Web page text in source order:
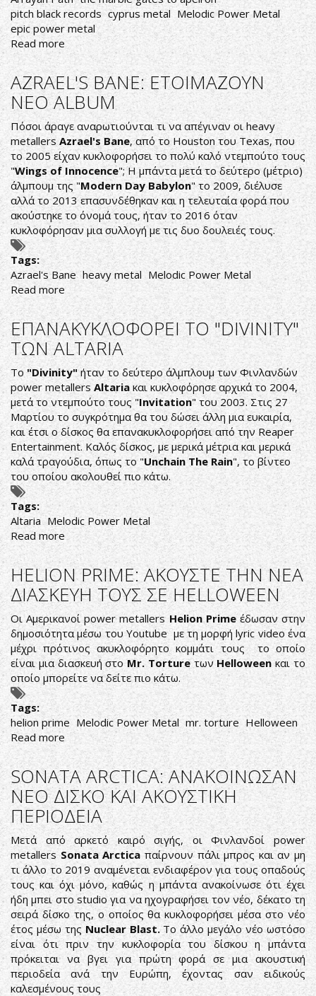
pitch black records cyprus metal Melodic Power Metal
epic power metal
Read moreabout
ΠΟΙΟΤΗΤΑ
MADE
IN
CYPRUS
AZRAEL'S BANE: ETOIMAZOYN
NEO ALBUM
Πόσοι άραγε αναρωτιούνται τι να απέγιναν οι heavy
metallersAzrael's Bane, από το Houston του Texas, που
το 2005 είχαν κυκλοφορήσει το πολύ καλό ντεμπούτο τους
"Wings of Innocence"; Η μπάντα μετά το δεύτερο (μέτριο)
άλμπουμ της "Modern Day Babylon" το 2009, διέλυσε
αλλά το 2013 επασυνδέθηκαν και η τελευταία φορά που
ακούστηκε το όνομά τους, ήταν το 2016 όταν
κυκλοφόρησαν μια συλλογή με τις δυο δουλειές τους.
Tags:
Azrael's Bane heavy metal Melodic Power Metal
Read more about
AZRAEL'S
BANE:
ETOIMAZOYN
NEO
ALBUM
EΠΑΝΑΚΥΚΛΟΦΟΡΕΙ ΤΟ "DIVINITY"
TΩΝ ALTARIA
Το"Divinity"ήταν το δεύτερο άλμπλουμ των Φινλανδών
power metallers Αltaria και κυκλοφόρησε αρχικά το 2004,
μετά το ντεμπούτο τους "Invitation" του 2003. Στις 27
Μαρτίου το συγκρότημα θα του δώσει άλλη μια ευκαιρία,
και έτσι ο δίσκος θα επανακυκλοφορήσει από την Reaper
Entertainment. Καλός δίσκος, με μερικά μέτρια και μερικά
καλά τραγούδια, όπως το "Unchain The Rain", το βίντεο
του οποίου ακολουθεί πιο κάτω.
Tags:
Αltaria Melodic Power Metal
Read more about
EΠΑΝΑΚΥΚΛΟΦΟΡΕΙ
ΤΟ
"DIVINITY"
TΩΝ
ALTARIA
HELION PRIME: ΑΚΟΥΣΤΕ ΤΗΝ ΝΕΑ
ΔΙΑΣΚΕΥΗ ΤΟΥΣ ΣΕ HELLOWEEN
Οι Αμερικανοί power metallers Helion Primeέδωσαν στην
δημοσιότητα μέσω του Youtube με τη μορφή lyric video ένα
μέχρι πρότινος ακυκλοφόρητο κομμάτι τους το οποίο
είναι μια διασκευή στο Mr. Tortureτων Helloweenκαι το
οποίο μπορείτε να δείτε πιο κάτω.
Tags:
helion prime Melodic Power Metal mr. torture Helloween
Read more about
HELION
PRIME:
ΑΚΟΥΣΤΕ
ΤΗΝ
ΝΕΑ
ΔΙΑΣΚΕΥΗ
ΤΟΥΣ
ΣΕ
HELLOWEEN
SONATA ARCTICA: ΑΝΑΚΟΙΝΩΣΑΝ
ΝΕΟ ΔΙΣΚΟ ΚΑΙ ΑΚΟΥΣΤΙΚΗ
ΠΕΡΙΟΔΕΙΑ
Μετά από αρκετό καιρό σιγής, οι Φινλανδοί power
metallers Sonata Arctica παίρνουν πάλι μπρος και αν μη
τι άλλο το 2019 αναμένεται ενδιαφέρον για τους οπαδούς
τους και όχι μόνο, καθώς η μπάντα ανακοίνωσε ότι έχει
ήδη μπει στο studio για να ηχογραφήσει τον νέο, δέκατο τη
σειρά δίσκο της, ο οποίος θα κυκλοφορήσει μέσα στο νέο
έτος μέσω της Nuclear Blast.Το άλλο μεγάλο νέο ωστόσο
είναι ότι πριν την κυκλοφορία του δίσκου η μπάντα
πρόκειται να βγει για πρώτη φορά σε μια ακουστική
περιοδεία ανά την Ευρώπη, έχοντας σαν ειδικούς
καλεσμένους τους